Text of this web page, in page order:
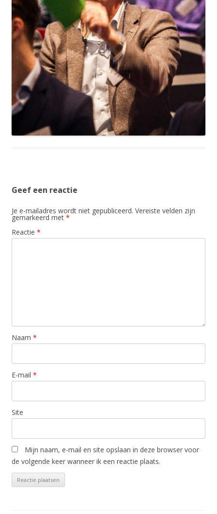
Geef een reactie
Je e-mailadres wordt niet gepubliceerd. Vereiste velden zijn
gemarkeerd met *
Reactie *
Naam *
E-mail *
Site
Mijn naam, e-mail en site opslaan in deze browser voor
de volgende keer wanneer ik een reactie plaats.